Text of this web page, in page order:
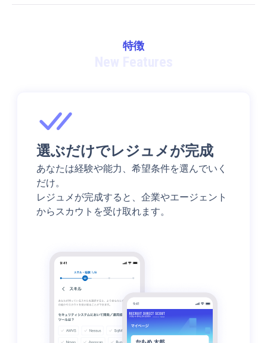
特徴
選ぶだけでレジュメが完成
あなたは経験や能力、希望条件を選んでいく
だけ。
レジュメが完成すると、企業やエージェント
からスカウトを受け取れます。